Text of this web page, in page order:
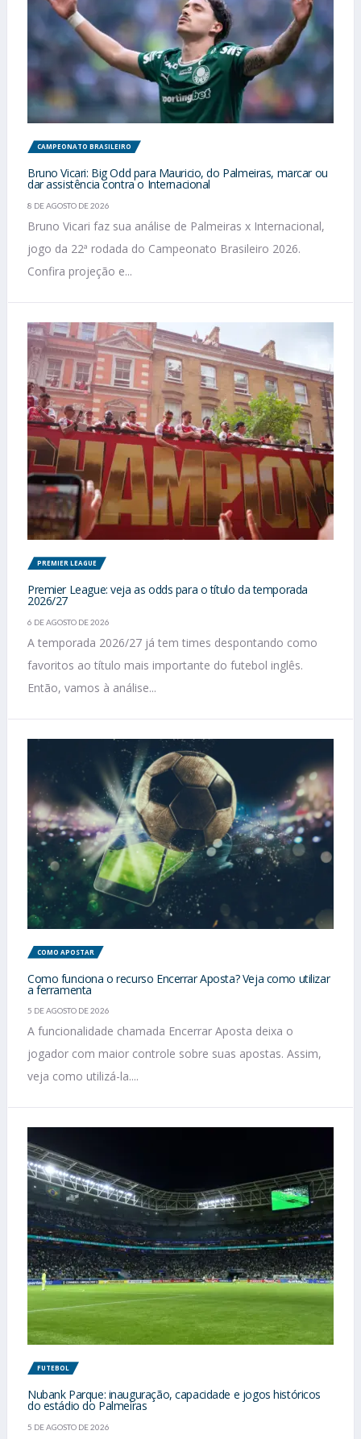
CAMPEONATO BRASILEIRO
Bruno Vicari: Big Odd para Mauricio, do Palmeiras, marcar ou
dar assistência contra o Internacional
8 DE AGOSTO DE 2026
Bruno Vicari faz sua análise de Palmeiras x Internacional,
jogo da 22ª rodada do Campeonato Brasileiro 2026.
Confira projeção e...
PREMIER LEAGUE
Premier League: veja as odds para o título da temporada
2026/27
6 DE AGOSTO DE 2026
A temporada 2026/27 já tem times despontando como
favoritos ao título mais importante do futebol inglês.
Então, vamos à análise...
COMO APOSTAR
Como funciona o recurso Encerrar Aposta? Veja como utilizar
a ferramenta
5 DE AGOSTO DE 2026
A funcionalidade chamada Encerrar Aposta deixa o
jogador com maior controle sobre suas apostas. Assim,
veja como utilizá-la....
FUTEBOL
Nubank Parque: inauguração, capacidade e jogos históricos
do estádio do Palmeiras
5 DE AGOSTO DE 2026